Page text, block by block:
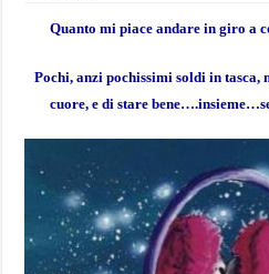
Quanto mi piace andare in giro a
Pochi, anzi pochissimi soldi in
cuore, e di stare